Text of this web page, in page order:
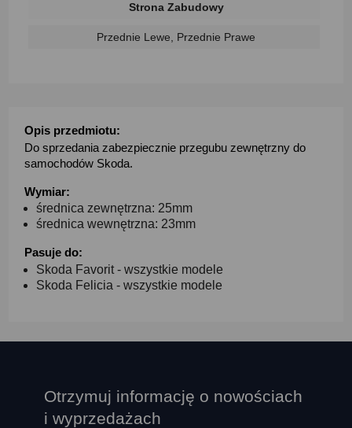
Strona Zabudowy
Przednie Lewe, Przednie Prawe
Opis przedmiotu:
Do sprzedania zabezpiecznie przegubu zewnętrzny do
samochodów Skoda.
Wymiar:
średnica zewnętrzna: 25mm
średnica wewnętrzna: 23mm
Pasuje do:
Skoda Favorit - wszystkie modele
Skoda Felicia - wszystkie modele
Otrzymuj informację o nowościach
i wyprzedażach